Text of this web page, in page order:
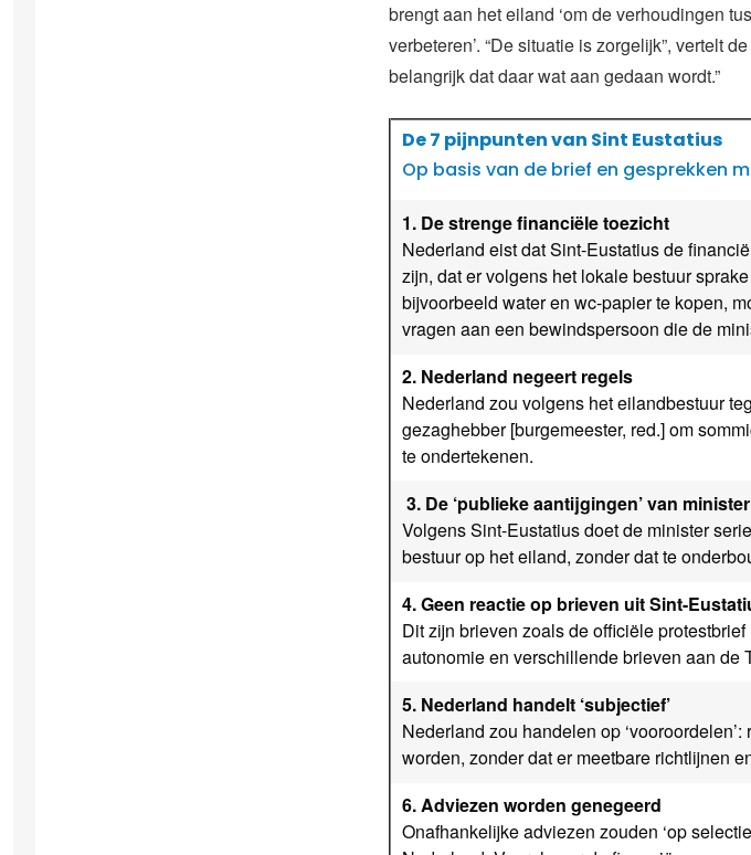
brengt aan het eiland ‘om de verhoudingen
verbeteren’. “De situatie is zorgelijk”, vertelt
belangrijk dat daar wat aan gedaan wordt.”
De 7 pijnpunten van Sint Eustatius
Op basis van de brief en gesprekken
1. De strenge financiële toezicht
Nederland eist dat Sint-Eustatius de
zijn, dat er volgens het lokale bestuur
bijvoorbeeld water en wc-papier te kopen,
vragen aan een bewindspersoon die de
2. Nederland negeert regels
Nederland zou volgens het eilandbestuur
gezaghebber [burgemeester, red.] om
te ondertekenen.
3. De ‘publieke aantijgingen’ van
Volgens Sint-Eustatius doet de minister
bestuur op het eiland, zonder dat te
4. Geen reactie op brieven uit Sint-
Dit zijn brieven zoals de officiële
autonomie en verschillende brieven aan de
5. Nederland handelt ‘subjectief’
Nederland zou handelen op
worden, zonder dat er meetbare richtlijnen
6. Adviezen worden genegeerd
Onafhankelijke adviezen zouden ‘op